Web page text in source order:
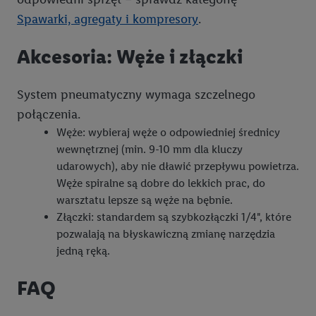
Spawarki, agregaty i kompresory.
Akcesoria: Węże i złączki
System pneumatyczny wymaga szczelnego
połączenia.
Węże: wybieraj węże o odpowiedniej średnicy
wewnętrznej (min. 9-10 mm dla kluczy
udarowych), aby nie dławić przepływu powietrza.
Węże spiralne są dobre do lekkich prac, do
warsztatu lepsze są węże na bębnie.
Złączki: standardem są szybkozłączki 1/4", które
pozwalają na błyskawiczną zmianę narzędzia
jedną ręką.
FAQ
sekcji "Dostosuj" możesz wyrazić zgodę na poszczególne cele
wykorzystania danych oraz dla partnerów ; dotyczy to również
kluczowych w kontekście korzystania z IAB TCF do celów
reklamowych i pomiaru wydajności:
Zapewnienie bezpieczeństwa, zapobieganie i wykrywanie
oszustw oraz rozwiązywanie problemów, dostarczanie i
wyświetlanie reklam i treści, synchronizacja i łączenie danych
z różnych źródeł, łączenie różnych urządzeń, identyfikacja
urządzeń na podstawie automatycznie przesyłanych
informacji, mierzenie sukcesu kampanii reklamowych za
pośrednictwem TTD oraz wykorzystanie opartej na
telekomunikacji technologii Utiq do marketingu cyfrowego i:
wykorzystywanie dokładnych danych lokalizacyjnych, analiza
grup docelowych na podstawie statystyk lub łączenia danych
skuteczności reklam, wykorzystanie ograniczonych danych do